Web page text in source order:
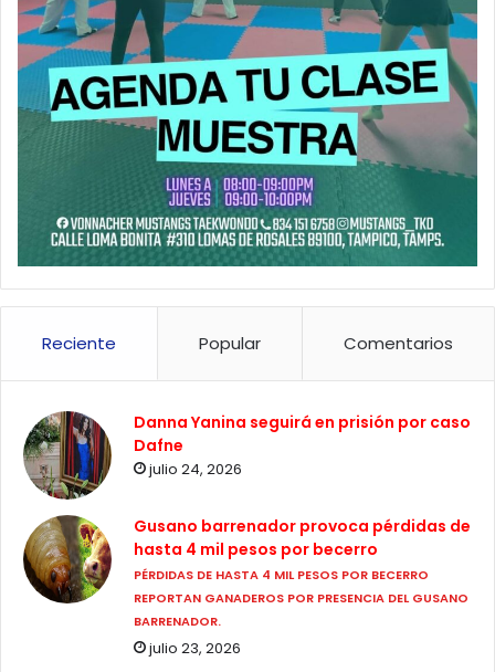
Reciente Popular Comentarios
Danna Yanina seguirá en prisión por caso
Dafne
julio 24, 2026
Gusano barrenador provoca pérdidas de
hasta 4 mil pesos por becerro
PÉRDIDAS DE HASTA 4 MIL PESOS POR BECERRO
REPORTAN GANADEROS POR PRESENCIA DEL GUSANO
BARRENADOR.
julio 23, 2026